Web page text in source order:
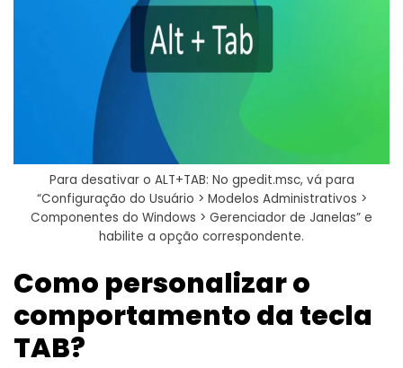
Para desativar o ALT+TAB: No gpedit.msc, vá para
“Configuração do Usuário > Modelos Administrativos >
Componentes do Windows > Gerenciador de Janelas” e
habilite a opção correspondente.
Como personalizar o
comportamento da tecla
TAB?